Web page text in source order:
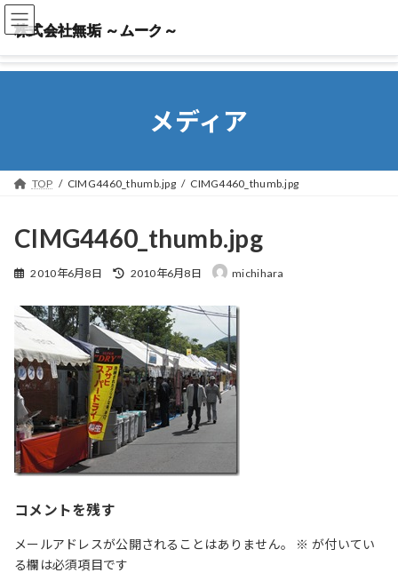
株式会社無垢 ～ムーク～
株式会社無垢 ～ムーク～
メディア
TOP CIMG4460_thumb.jpg CIMG4460_thumb.jpg
CIMG4460_thumb.jpg
2010年6月8日
最
新
日
時
2010年6月8日 michihara
コメントを残す
メールアドレスが公開されることはありません。 ※ が付いてい
る欄は必須項目です